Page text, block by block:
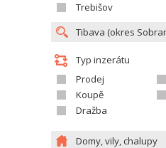
Trebišov
Typ inzerátu
Prodej
Koupě
Dražba
Domy, vily, chalupy